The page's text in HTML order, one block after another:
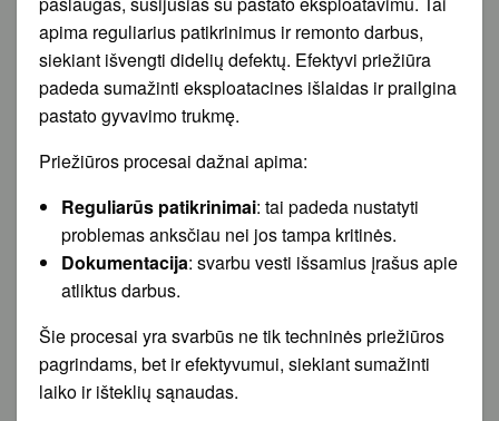
apima reguliarius patikrinimus ir remonto darbus,
siekiant išvengti didelių defektų. Efektyvi priežiūra
padeda sumažinti eksploatacines išlaidas ir prailgina
pastato gyvavimo trukmę.
Priežiūros procesai dažnai apima:
Reguliarūs patikrinimai: tai padeda nustatyti
problemas anksčiau nei jos tampa kritinės.
Dokumentacija: svarbu vesti išsamius įrašus apie
atliktus darbus.
Šie procesai yra svarbūs ne tik techninės priežiūros
pagrindams, bet ir efektyvumui, siekiant sumažinti
laiko ir išteklių sąnaudas.